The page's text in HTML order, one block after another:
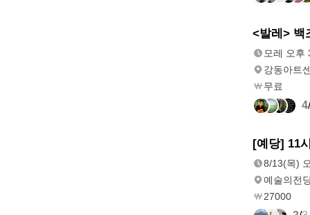
<발레> 백
모레 오후
강동아트
무료
4
[예당] 11
8/13(목)
예술의전
27000